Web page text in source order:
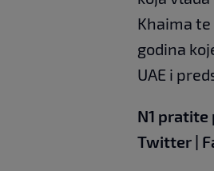
Khaima
godina
UAE i
N1 pratite
Twitter |